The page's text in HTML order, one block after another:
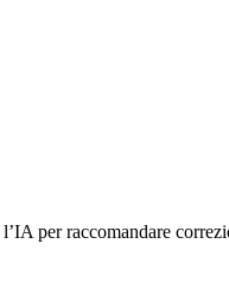
per raccomandare